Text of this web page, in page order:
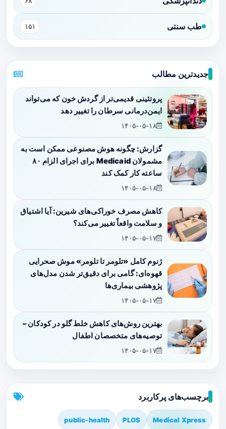
طب سنتی ۱۵۱
جدیدترین مطالب
پروتئینی قدیمی‌تر از گردش خون که می‌تواند
ایمن‌درمانی سرطان را تغییر دهد
۱۴۰۵-۰۵-۱۸
گزارش: چگونه هوش مصنوعی ممکن است به
مشمولان Medicaid برای اجرای الزام ۸۰
ساعته کار کمک کند
۱۴۰۵-۰۵-۱۸
کاهش مصرف خوراکی‌های شیرین: آیا اشتیاق
و سلامت واقعاً تغییر می‌کند؟
۱۴۰۵-۰۵-۱۷
ژنوم کامل «تلومر تا تلومر» موش صحرایی
قهوه‌ای: گامی برای دقیق‌تر شدن مدل‌های
پژوهشی بیماری‌ها
۱۴۰۵-۰۵-۱۷
بهترین روش‌های کاهش خلط گلو در کودکان –
توصیه‌های متخصصان اطفال
۱۴۰۵-۰۵-۱۷
برچسب‌های پرکاربرد
Medical Xpress
PLOS
public-health